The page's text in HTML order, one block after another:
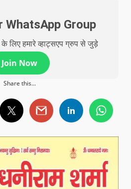
WhatsApp Group
के लिए हमारे व्हाट्सएप ग्रुप से जुड़े
Join Now
Share this...